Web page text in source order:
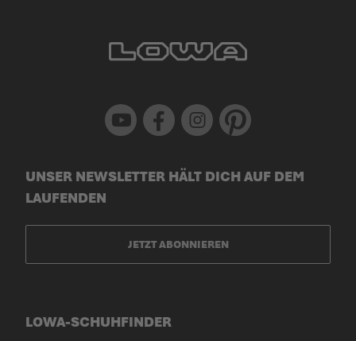
Youtube Facebook Instagram Pinterest
LOWA-SCHUHFINDER
UNSER NEWSLETTER HÄLT DICH AUF DEM
LAUFENDEN
JETZT ABONNIEREN